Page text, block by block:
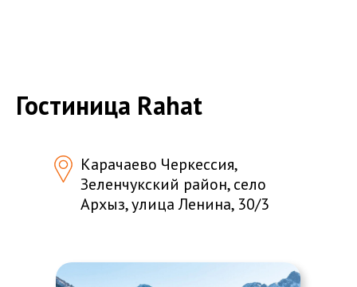
Гостиница Rahat
Карачаево Черкессия,
Зеленчукский район, село
Архыз, улица Ленина, 30/3